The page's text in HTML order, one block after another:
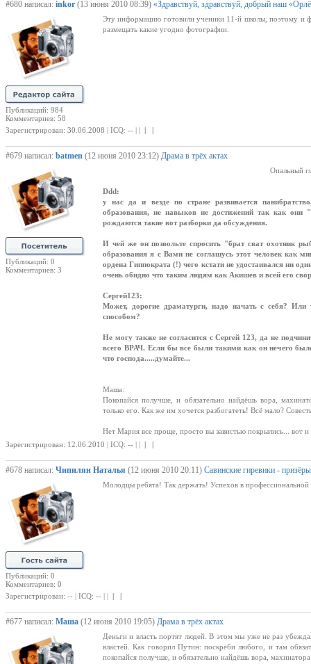
#680 написал: inkor (13 июня 2010 08:39) «Здравствуй, здравствуй, добрый наш
Публикаций: 984
Комментариев: 58
Эту информацию готовили ученики 11-й школы, поэтому и
размещать какие угодно фотографии.
Зарегистрирован: 30.06.2008 | ICQ: -- | | | |
#679 написал: batmen (12 июня 2010 23:12) Драма в трёх актах
Публикаций: 0
Комментариев: 3
Опальный
Ddd:
у нас да и везде по стране развивается
образования, не навыков не достижений так как
рождаются такие вот разборки да обсуждения.
И чей же он позвольте спросить "брат сват охотник
образования я с Вами не соглашусь этот человек как
ордена Гиппократа (!) чего кстати не удостаивался ни
очень обидно что таким людям как Акишев и всей его
Сергей123:
Может, дорогие драматурги, надо начать с себя?
способом?
Не могу также не согласится с Сергей 123, да не
всего ВРАЧ. Если бы все были такими как он нечего
что господа.....думайте...
Маша:
Покопайся получше, и обязательно найдёшь вора,
только его. Как же им хочется разбогатеть! Всё мало?
Нет Мария все проще, просто вы завистью покрылись... вот
Зарегистрирован: 12.06.2010 | ICQ: -- | | | |
#678 написал: Чипилян Наталья (12 июня 2010 20:11) Савинские гиревики -
Публикаций: 0
Комментариев: 0
Молодцы ребята! Так держать! Успехов в
Зарегистрирован: -- | ICQ: -- | | | |
#677 написал: Маша (12 июня 2010 19:05) Драма в трёх актах
Деньги и власть портят людей. В этом мы уже не раз
властей. Как говорил Путин: поскреби любого, и там
покопайся получше, и обязательно найдёшь вора,